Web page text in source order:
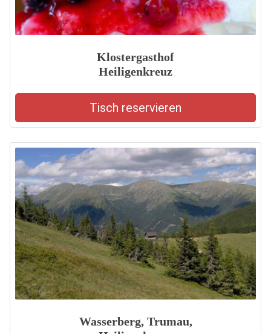
Klostergasthof
Heiligenkreuz
Tisch reservieren
Wasserberg, Trumau,